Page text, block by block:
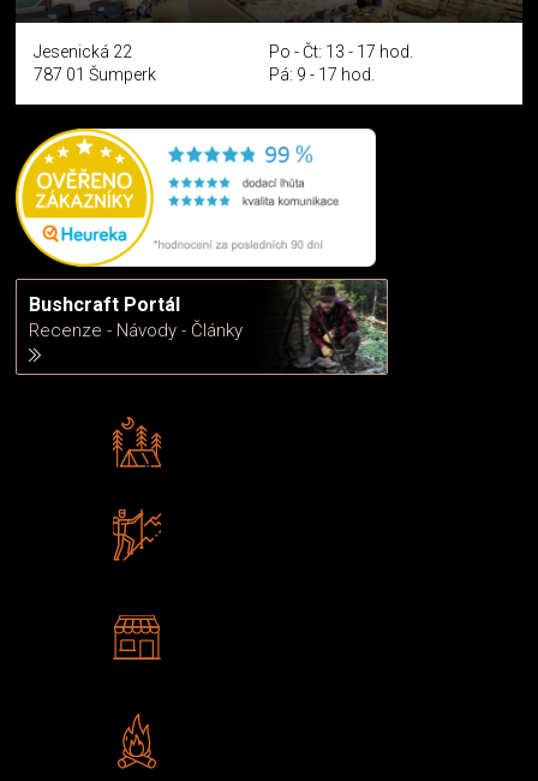
Jesenická 22
787 01 Šumperk
Po - Čt: 13 - 17 hod.
Pá: 9 - 17 hod.
Bushcraft Portál
Recenze - Návody - Články